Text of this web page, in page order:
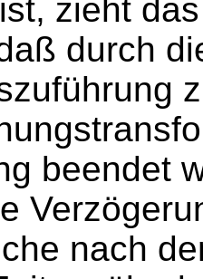
zieht
durch
beendet
nach